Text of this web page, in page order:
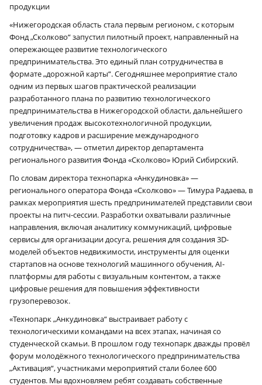
продукции
«Нижегородская область стала первым регионом, с которым
Фонд „Сколково“ запустил пилотный проект, направленный на
опережающее развитие технологического
предпринимательства. Это единый план сотрудничества в
формате „дорожной карты“. Сегодняшнее мероприятие стало
одним из первых шагов практической реализации
разработанного плана по развитию технологического
предпринимательства в Нижегородской области, дальнейшего
увеличения продаж высокотехнологичной продукции,
подготовку кадров и расширение международного
сотрудничества», — отметил директор департамента
регионального развития Фонда «Сколково» Юрий Сибирский.
По словам директора технопарка «Анкудиновка» —
регионального оператора Фонда «Сколково» — Тимура Радаева, в
рамках мероприятия шесть предпринимателей представили свои
проекты на питч-сессии. Разработки охватывали различные
направления, включая аналитику коммуникаций, цифровые
сервисы для организации досуга, решения для создания 3D-
моделей объектов недвижимости, инструменты для оценки
стартапов на основе технологий машинного обучения, AI-
платформы для работы с визуальным контентом, а также
цифровые решения для повышения эффективности
грузоперевозок.
«Технопарк „Анкудиновка“ выстраивает работу с
технологическими командами на всех этапах, начиная со
студенческой скамьи. В прошлом году технопарк дважды провёл
форум молодёжного технологического предпринимательства
„Активация“, участниками мероприятий стали более 600
студентов. Мы вдохновляем ребят создавать собственные